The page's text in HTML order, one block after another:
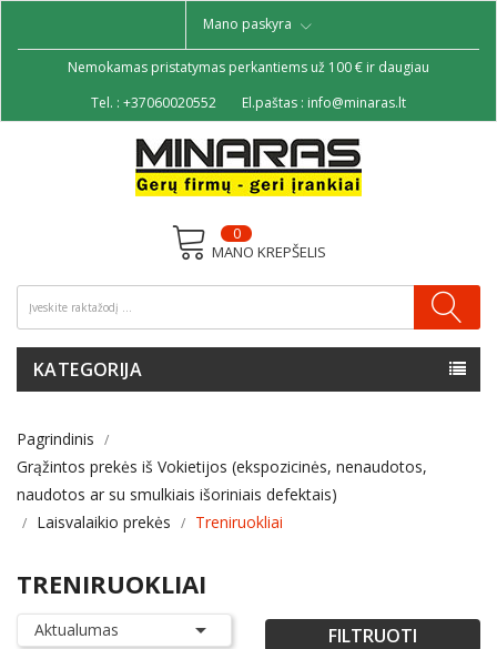
Mano paskyra
Nemokamas pristatymas perkantiems už 100 € ir daugiau
Tel. : +37060020552 El.paštas : info@minaras.lt
MANO KREPŠELIS
0
KATEGORIJA
Pagrindinis
Grąžintos prekės iš Vokietijos (ekspozicinės, nenaudotos,
naudotos ar su smulkiais išoriniais defektais)
Laisvalaikio prekės
Treniruokliai
TRENIRUOKLIAI
Aktualumas  FILTRUOTI